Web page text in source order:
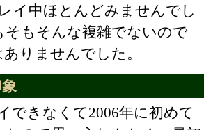
イ中ほとんどみませんでし
そもそんな複雑でないので
りませんでした。
できなくて2006年に初めて